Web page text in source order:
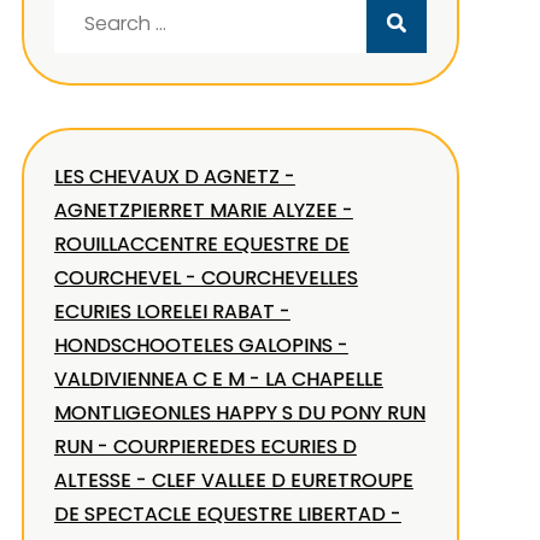
LES CHEVAUX D AGNETZ -
AGNETZPIERRET MARIE ALYZEE -
ROUILLACCENTRE EQUESTRE DE
COURCHEVEL - COURCHEVELLES
ECURIES LORELEI RABAT -
HONDSCHOOTELES GALOPINS -
VALDIVIENNEA C E M - LA CHAPELLE
MONTLIGEONLES HAPPY S DU PONY RUN
RUN - COURPIEREDES ECURIES D
ALTESSE - CLEF VALLEE D EURETROUPE
DE SPECTACLE EQUESTRE LIBERTAD -